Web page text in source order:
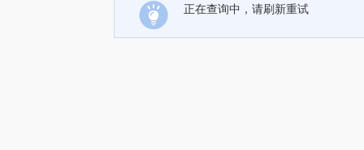
正在查询中，请刷新重试